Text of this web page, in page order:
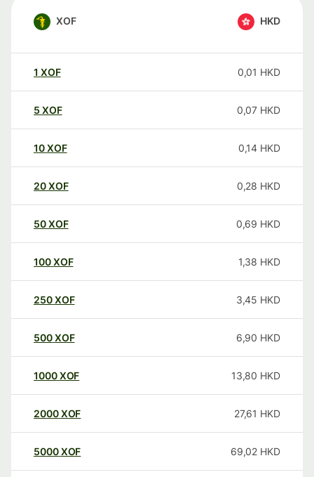
XOF HKD
1 XOF 0,01 HKD
5 XOF 0,07 HKD
10XOF 0,14 HKD
20XOF 0,28 HKD
50XOF 0,69 HKD
100XOF 1,38 HKD
250XOF 3,45 HKD
500XOF 6,90 HKD
1000XOF 13,80 HKD
2000XOF 27,61 HKD
5000XOF 69,02 HKD